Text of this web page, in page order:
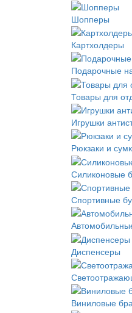
Шопперы
Картхолдеры
Подарочные
Товары для
Игрушки
Рюкзаки и
Силиконовые
Спортивные
Диспенсеры
Виниловые